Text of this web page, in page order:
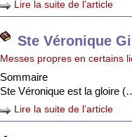
Lire la suite de l’article
Ste Véronique
Messes propres en certains
Sommaire
Ste Véronique est la gloire
Lire la suite de l’article